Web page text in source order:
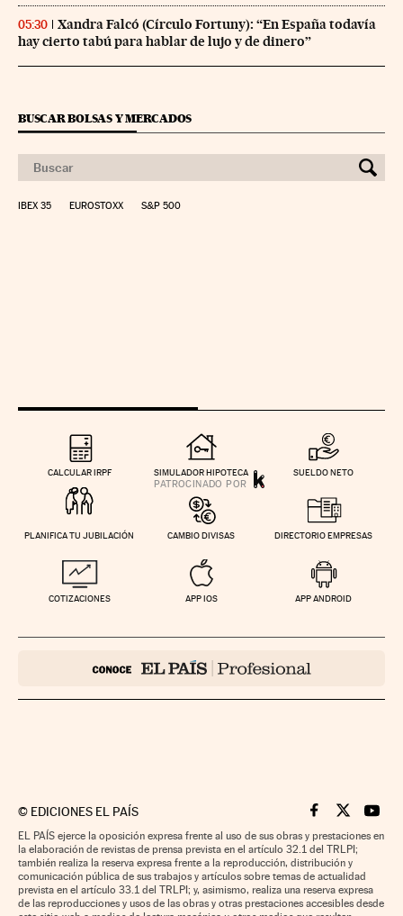
05:30
Xandra Falcó (Círculo Fortuny): “En España todavía
hay cierto tabú para hablar de lujo y de dinero”
BUSCAR BOLSAS Y MERCADOS
IBEX 35 EUROSTOXX S&P 500
CALCULAR IRPF SIMULADOR HIPOTECA SUELDO NETO
PLANIFICA TU JUBILACIÓN CAMBIO DIVISAS DIRECTORIO EMPRESAS
COTIZACIONES APP IOS APP ANDROID
© EDICIONES EL PAÍS Cinco Días en
Cinco Días
Cinco
EL PAÍS ejerce la oposición expresa frente al uso de sus obras y prestaciones en
la elaboración de revistas de prensa prevista en el artículo 32.1 del TRLPI;
también realiza la reserva expresa frente a la reproducción, distribución y
comunicación pública de sus trabajos y artículos sobre temas de actualidad
prevista en el artículo 33.1 del TRLPI; y, asimismo, realiza una reserva expresa
de las reproducciones y usos de las obras y otras prestaciones accesibles desde